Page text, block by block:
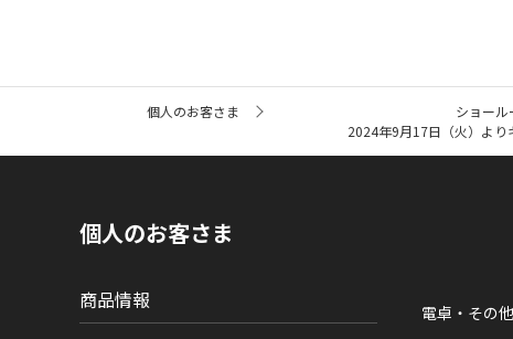
内
個人のお客さま ショール
2024年9月17日（火）より
個人のお客さま
商品情報 電卓・その